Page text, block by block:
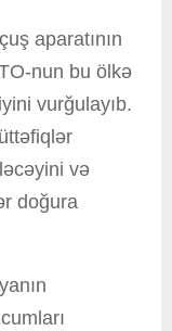
aparatının
nun bu ölkə
vurğulayıb.
və
doğura